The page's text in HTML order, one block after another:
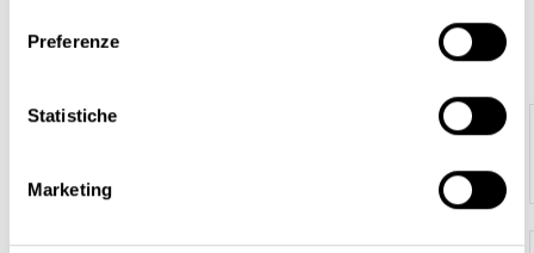
Preferenze
Statistiche
Marketing
ERA Orbita Kit